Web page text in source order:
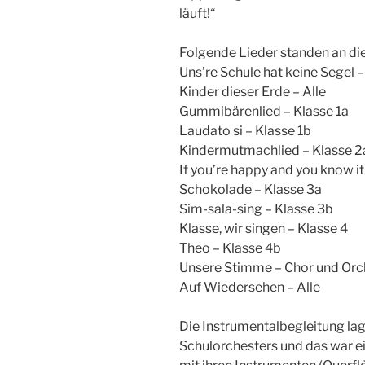
läuft!“
Folgende Lieder standen an
Uns’re Schule hat keine Segel
Kinder dieser Erde – Alle
Gummibärenlied – Klasse 1a
Laudato si – Klasse 1b
Kindermutmachlied – Klasse
If you’re happy and you know
Schokolade – Klasse 3a
Sim-sala-sing – Klasse 3b
Klasse, wir singen – Klasse 4
Theo – Klasse 4b
Unsere Stimme – Chor und
Auf Wiedersehen – Alle
Die Instrumentalbegleitung
Schulorchesters und das war